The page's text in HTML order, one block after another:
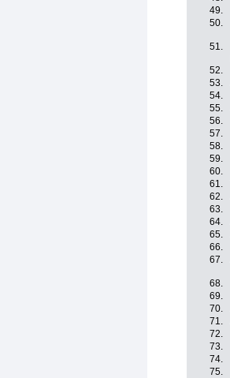
49.
50.
51.
52.
53.
54.
55.
56.
57.
58.
59.
60.
61.
62.
63.
64.
65.
66.
67.
68.
69.
70.
71.
72.
73.
74.
75.